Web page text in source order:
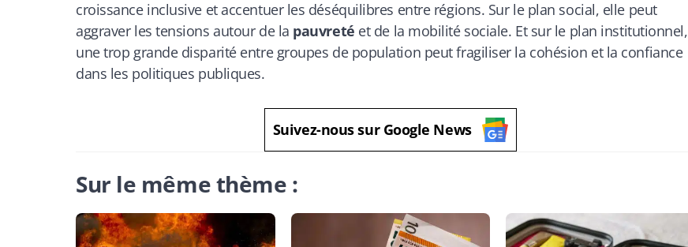
croissance inclusive et accentuer les déséquilibres entre régions. Sur le plan social, elle peut
aggraver les tensions autour de la pauvreté et de la mobilité sociale. Et sur le plan institutionnel,
une trop grande disparité entre groupes de population peut fragiliser la cohésion et la confiance
dans les politiques publiques.
Suivez-nous sur Google News
Sur le même thème :